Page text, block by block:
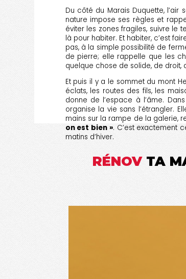
Du côté du Marais Duquette,
nature impose ses règles et
éviter les zones fragiles, suivre le
là pour habiter. Et habiter, c’est
pas, à la simple possibilité de
de pierre; elle rappelle que les
quelque chose de solide, de droit,
Et puis il y a le sommet du mont
éclats, les routes des fils, les
donne de l’espace à l’âme.
organise la vie sans l’étrangler.
mains sur la rampe de la galerie,
on est bien ». C’est exactement
matins d’hiver.
RÉNOV TA